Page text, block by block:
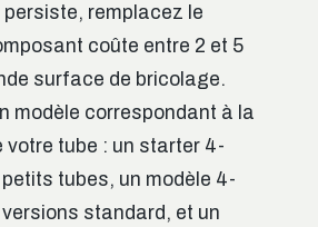
remplacez le
coûte entre 2 et 5
surface de bricolage.
modèle correspondant à la
votre tube : un starter 4-
tubes, un modèle 4-
versions standard, et un